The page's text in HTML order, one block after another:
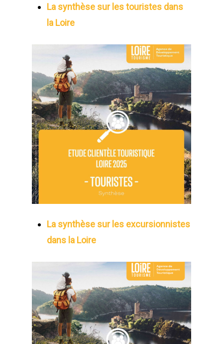
La synthèse sur les touristes dans
la Loire
La synthèse sur les excursionnistes
dans la Loire